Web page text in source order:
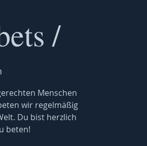
/
Menschen
wir regelmäßig
Du bist herzlich
beten!